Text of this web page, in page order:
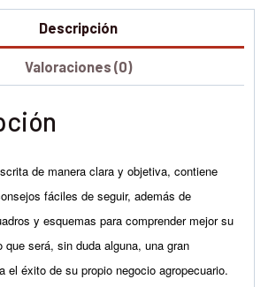
Descripción
Valoraciones (0)
de manera clara y objetiva, contiene
fáciles de seguir, además de
y esquemas para comprender mejor su
que será, sin duda alguna, una gran
el éxito de su propio negocio agropecuario.